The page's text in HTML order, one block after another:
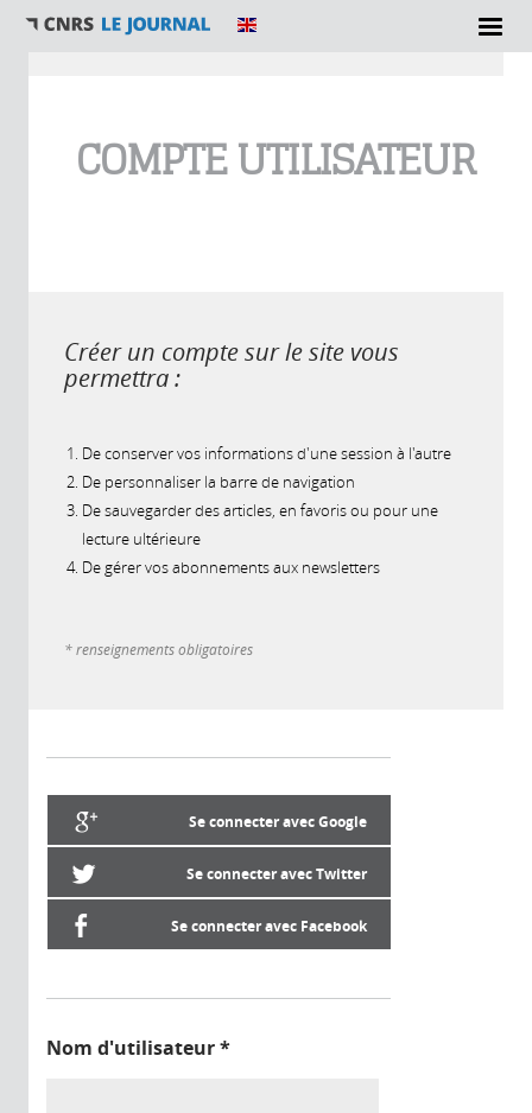
COMPTE UTILISATEUR
Créer un compte sur le site vous
permettra :
De conserver vos informations d'une session à l'autre
De personnaliser la barre de navigation
De sauvegarder des articles, en favoris ou pour une
lecture ultérieure
De gérer vos abonnements aux newsletters
* renseignements obligatoires
Se connecter avec Google
Se connecter avec Twitter
Se connecter avec Facebook
Nom d'utilisateur*